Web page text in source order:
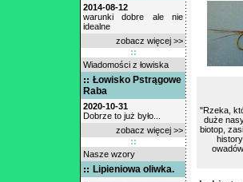
2014-08-12
warunki dobre ale nie
idealne
zobacz więcej >>
Wiadomości z łowiska
Łowisko Pstrągowe
Raba
2020-10-31
Dobrze to już było...
zobacz więcej >>
Nasze wzory
Lipieniowa oliwka.
"Rzeka,
duże
biotop,